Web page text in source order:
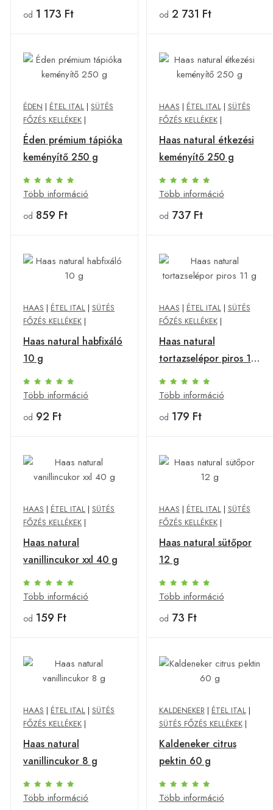
od 1 173 Ft od 2 731 Ft
ÉDEN | ÉTEL ITAL | SÜTÉS
FŐZÉS KELLÉKEK |
Éden prémium tápióka
keményítő 250 g
Több információ
od 859 Ft
HAAS | ÉTEL ITAL| SÜTÉS
FŐZÉS KELLÉKEK|
Haas natural étkezési
keményítő 250 g
Több információ
od 737 Ft
HAAS | ÉTEL ITAL | SÜTÉS
FŐZÉS KELLÉKEK |
Haas natural habfixáló
10 g
Több információ
od 92 Ft
HAAS | ÉTEL ITAL| SÜTÉS
FŐZÉS KELLÉKEK|
Haas natural
tortazselépor piros 11
g
Több információ
od 179 Ft
HAAS | ÉTEL ITAL | SÜTÉS
FŐZÉS KELLÉKEK |
Haas natural
vanillincukor xxl 40 g
Több információ
od 159 Ft
HAAS | ÉTEL ITAL| SÜTÉS
FŐZÉS KELLÉKEK|
Haas natural sütőpor
12 g
Több információ
od 73 Ft
HAAS | ÉTEL ITAL | SÜTÉS
FŐZÉS KELLÉKEK |
Haas natural
vanillincukor 8 g
Több információ
KALDENEKER| ÉTEL ITAL|
SÜTÉS FŐZÉS KELLÉKEK|
Kaldeneker citrus
pektin 60 g
Több információ